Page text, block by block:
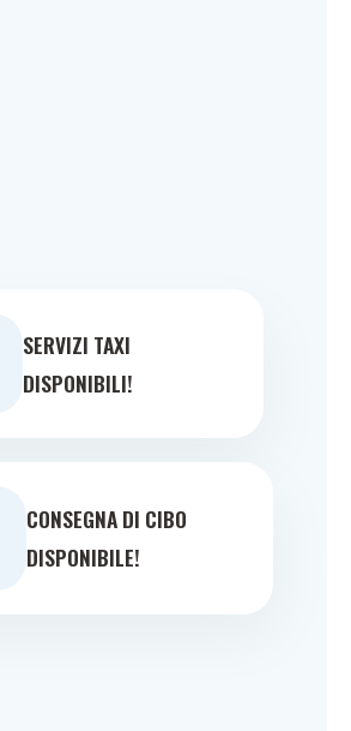
SERVIZI TAXI
DISPONIBILI!
CONSEGNA DI CIBO
DISPONIBILE!